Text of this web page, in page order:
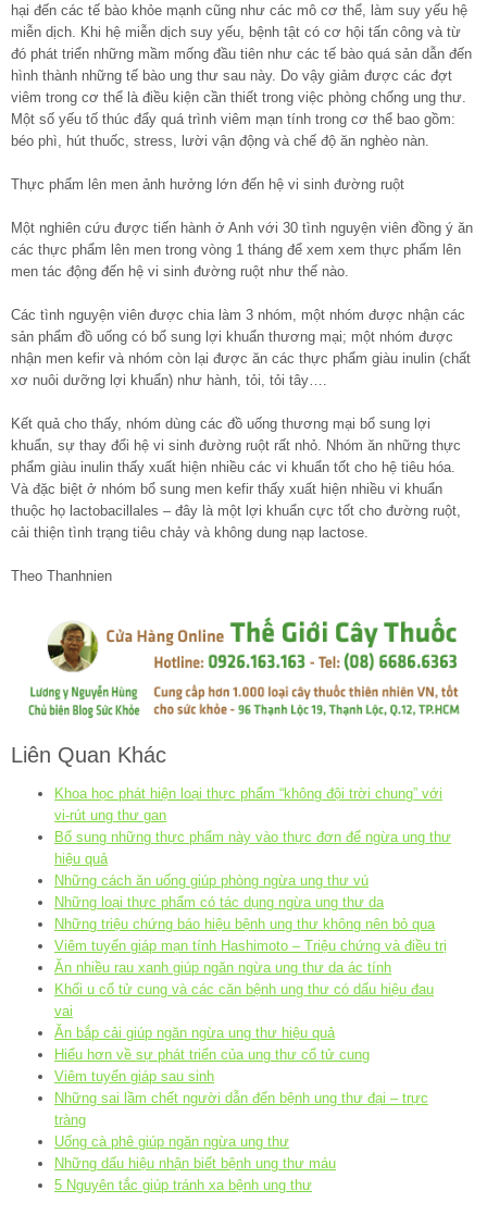
hại đến các tế bào khỏe mạnh cũng như các mô cơ thể, làm suy yếu hệ
miễn dịch. Khi hệ miễn dịch suy yếu, bệnh tật có cơ hội tấn công và từ
đó phát triển những mầm mống đầu tiên như các tế bào quá sản dẫn đến
hình thành những tế bào ung thư sau này. Do vậy giảm được các đợt
viêm trong cơ thể là điều kiện cần thiết trong việc phòng chống ung thư.
Một số yếu tố thúc đẩy quá trình viêm mạn tính trong cơ thể bao gồm:
béo phì, hút thuốc, stress, lười vận động và chế độ ăn nghèo nàn.
Thực phẩm lên men ảnh hưởng lớn đến hệ vi sinh đường ruột
Một nghiên cứu được tiến hành ở Anh với 30 tình nguyện viên đồng ý ăn
các thực phẩm lên men trong vòng 1 tháng để xem xem thực phẩm lên
men tác động đến hệ vi sinh đường ruột như thế nào.
Các tình nguyện viên được chia làm 3 nhóm, một nhóm được nhận các
sản phẩm đồ uống có bổ sung lợi khuẩn thương mại; một nhóm được
nhận men kefir và nhóm còn lại được ăn các thực phẩm giàu inulin (chất
xơ nuôi dưỡng lợi khuẩn) như hành, tỏi, tỏi tây….
Kết quả cho thấy, nhóm dùng các đồ uống thương mại bổ sung lợi
khuẩn, sự thay đổi hệ vi sinh đường ruột rất nhỏ. Nhóm ăn những thực
phẩm giàu inulin thấy xuất hiện nhiều các vi khuẩn tốt cho hệ tiêu hóa.
Và đặc biệt ở nhóm bổ sung men kefir thấy xuất hiện nhiều vi khuẩn
thuộc họ lactobacillales – đây là một lợi khuẩn cực tốt cho đường ruột,
cải thiện tình trạng tiêu chảy và không dung nạp lactose.
Theo Thanhnien
Liên Quan Khác
Khoa học phát hiện loại thực phẩm “không đội trời chung” với
vi-rút ung thư gan
Bổ sung những thực phẩm này vào thực đơn để ngừa ung thư
hiệu quả
Những cách ăn uống giúp phòng ngừa ung thư vú
Những loại thực phẩm có tác dụng ngừa ung thư da
Những triệu chứng báo hiệu bệnh ung thư không nên bỏ qua
Viêm tuyến giáp mạn tính Hashimoto – Triệu chứng và điều trị
Ăn nhiều rau xanh giúp ngăn ngừa ung thư da ác tính
Khối u cổ tử cung và các căn bệnh ung thư có dấu hiệu đau
vai
Ăn bắp cải giúp ngăn ngừa ung thư hiệu quả
Hiểu hơn về sự phát triển của ung thư cổ tử cung
Viêm tuyến giáp sau sinh
Những sai lầm chết người dẫn đến bệnh ung thư đại – trực
tràng
Uống cà phê giúp ngăn ngừa ung thư
Những dấu hiệu nhận biết bệnh ung thư máu
5 Nguyên tắc giúp tránh xa bệnh ung thư